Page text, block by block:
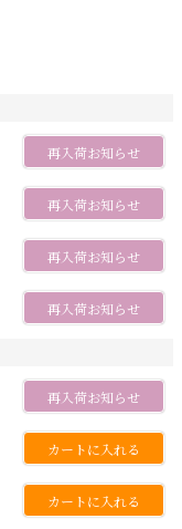
再入荷お知らせ
再入荷お知らせ
再入荷お知らせ
再入荷お知らせ
再入荷お知らせ
カートに入れる
カートに入れる